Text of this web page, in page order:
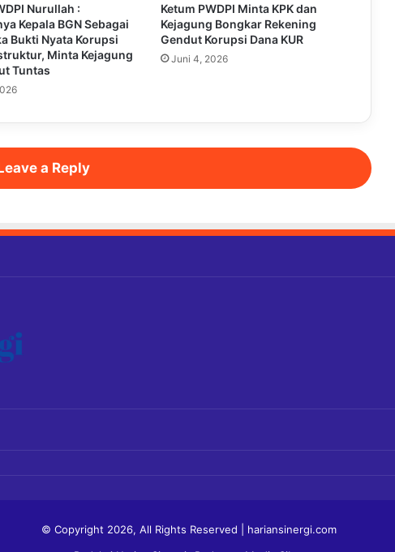
Nurullah :
Kepala BGN Sebagai
Bukti Nyata Korupsi
Minta Kejagung
Tuntas
Ketum PWDPI Minta KPK dan
Kejagung Bongkar Rekening
Gendut Korupsi Dana KUR
Juni 4, 2026
a Reply
© Copyright 2026, All Rights Reserved | hariansinergi.com